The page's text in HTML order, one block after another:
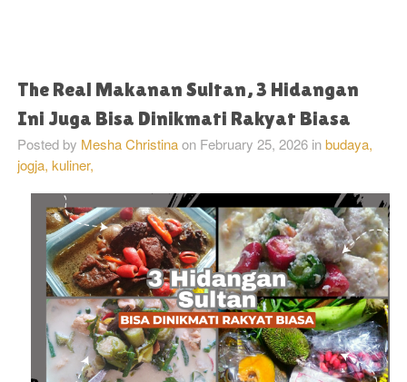
The Real Makanan Sultan, 3 Hidangan
Ini Juga Bisa Dinikmati Rakyat Biasa
Posted by Mesha Christina on February 25, 2026 inbudaya,
jogja,kuliner,